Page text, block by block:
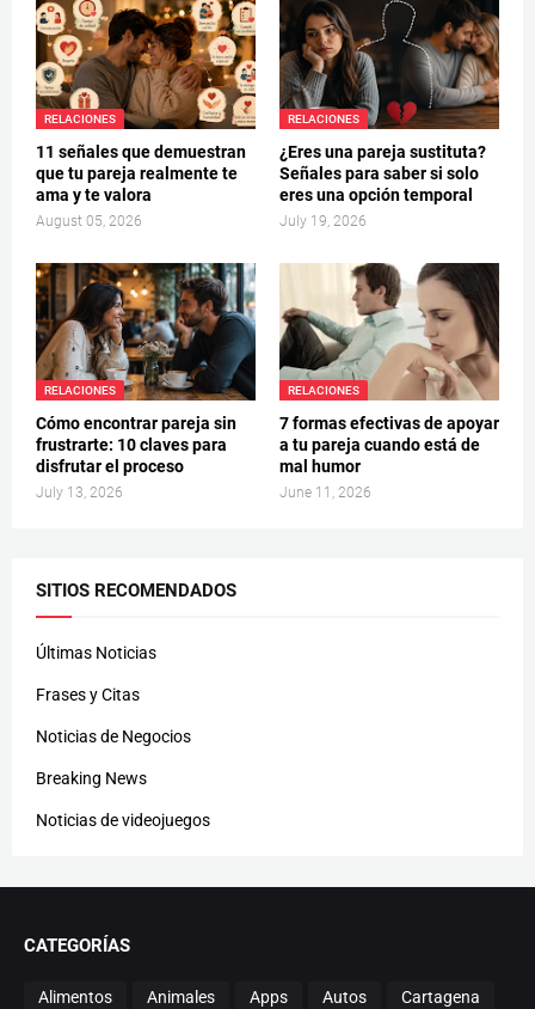
RELACIONES
11 señales que demuestran
que tu pareja realmente te
ama y te valora
August 05, 2026
RELACIONES
¿Eres una pareja sustituta?
Señales para saber si solo
eres una opción temporal
July 19, 2026
RELACIONES
Cómo encontrar pareja sin
frustrarte: 10 claves para
disfrutar el proceso
July 13, 2026
RELACIONES
7 formas efectivas de apoyar
a tu pareja cuando está de
mal humor
June 11, 2026
SITIOS RECOMENDADOS
Últimas Noticias
Frases y Citas
Noticias de Negocios
Breaking News
Noticias de videojuegos
CATEGORÍAS
Alimentos Animales Apps Autos Cartagena